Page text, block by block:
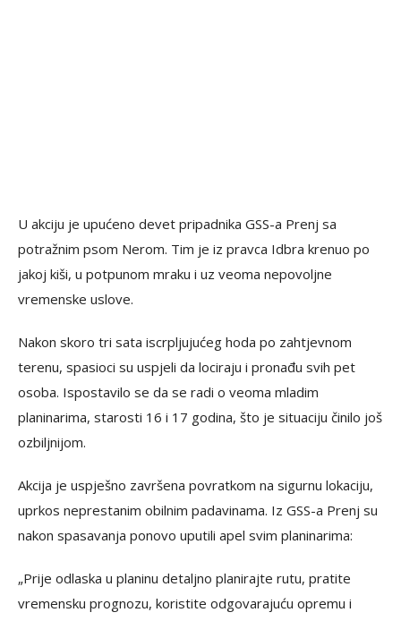
U akciju je upućeno devet pripadnika GSS-a Prenj sa
potražnim psom Nerom. Tim je iz pravca Idbra krenuo po
jakoj kiši, u potpunom mraku i uz veoma nepovoljne
vremenske uslove.
Nakon skoro tri sata iscrpljujućeg hoda po zahtjevnom
terenu, spasioci su uspjeli da lociraju i pronađu svih pet
osoba. Ispostavilo se da se radi o veoma mladim
planinarima, starosti 16 i 17 godina, što je situaciju činilo još
ozbiljnijom.
Akcija je uspješno završena povratkom na sigurnu lokaciju,
uprkos neprestanim obilnim padavinama. Iz GSS-a Prenj su
nakon spasavanja ponovo uputili apel svim planinarima:
„Prije odlaska u planinu detaljno planirajte rutu, pratite
vremensku prognozu, koristite odgovarajuću opremu i